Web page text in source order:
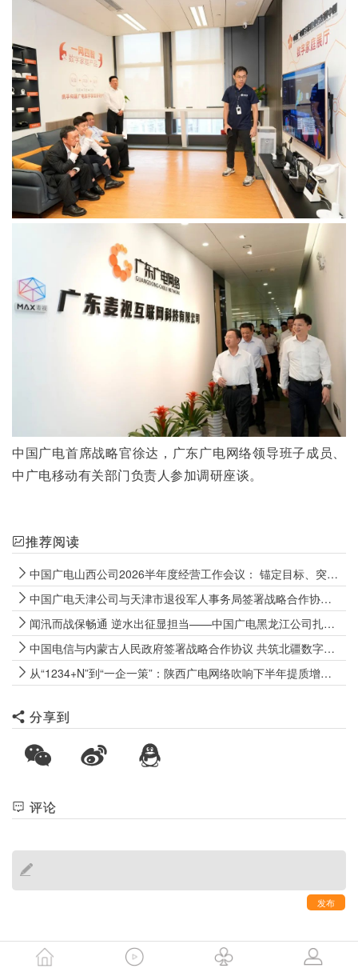
中国广电首席战略官徐达，广东广电网络领导班子成员、
中广电移动有关部门负责人参加调研座谈。
推荐阅读
中国广电山西公司2026半年度经营工作会议： 锚定目标、突出重点，坚决打好经营攻坚战
中国广电天津公司与天津市退役军人事务局签署战略合作协议，以“智慧广电+融合服务”全方位融入社会化拥军阵营
闻汛而战保畅通 逆水出征显担当——中国广电黑龙江公司扎实开展2026年汛期防汛保通工作
中国电信与内蒙古人民政府签署战略合作协议 共筑北疆数字经济新高地
从“1234+N”到“一企一策”：陕西广电网络吹响下半年提质增效冲锋号
分享到
评论
发布